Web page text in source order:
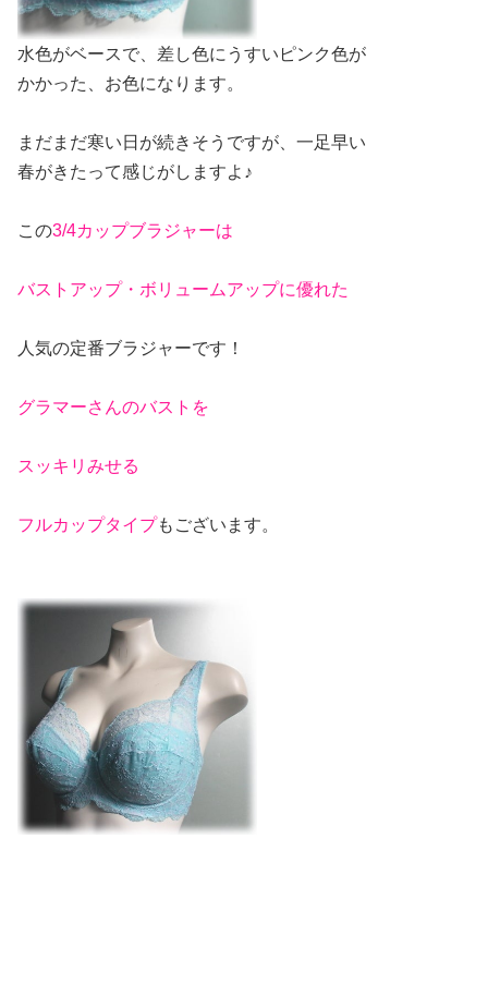
水色がベースで、差し色にうすいピンク色が
かかった、お色になります。
まだまだ寒い日が続きそうですが、一足早い
春がきたって感じがしますよ♪
この3/4カップブラジャーは
バストアップ・ボリュームアップに優れた
人気の定番ブラジャーです！
グラマーさんのバストを
スッキリみせる
フルカップタイプもございます。